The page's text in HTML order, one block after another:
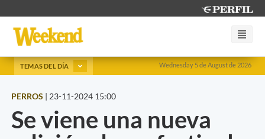
Wednesday 5 de August de 2026
TEMAS DEL DÍA
PERROS | 23-11-2024 15:00
Se viene una nueva